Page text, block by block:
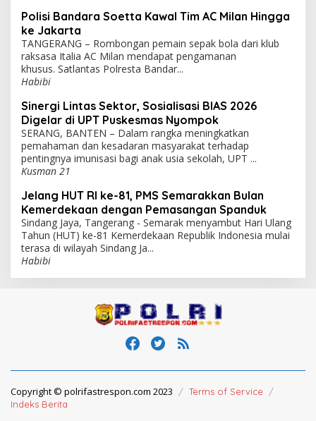
Polisi Bandara Soetta Kawal Tim AC Milan Hingga
ke Jakarta
TANGERANG – Rombongan pemain sepak bola dari klub
raksasa Italia AC Milan mendapat pengamanan
khusus. Satlantas Polresta Bandar...
Habibi
Sinergi Lintas Sektor, Sosialisasi BIAS 2026
Digelar di UPT Puskesmas Nyompok
SERANG, BANTEN – Dalam rangka meningkatkan
pemahaman dan kesadaran masyarakat terhadap
pentingnya imunisasi bagi anak usia sekolah, UPT ...
Kusman 21
Jelang HUT RI ke-81, PMS Semarakkan Bulan
Kemerdekaan dengan Pemasangan Spanduk
Sindang Jaya, Tangerang - Semarak menyambut Hari Ulang
Tahun (HUT) ke-81 Kemerdekaan Republik Indonesia mulai
terasa di wilayah Sindang Ja...
Habibi
Copyright © polrifastrespon.com 2023
Terms of Service
Indeks Berita